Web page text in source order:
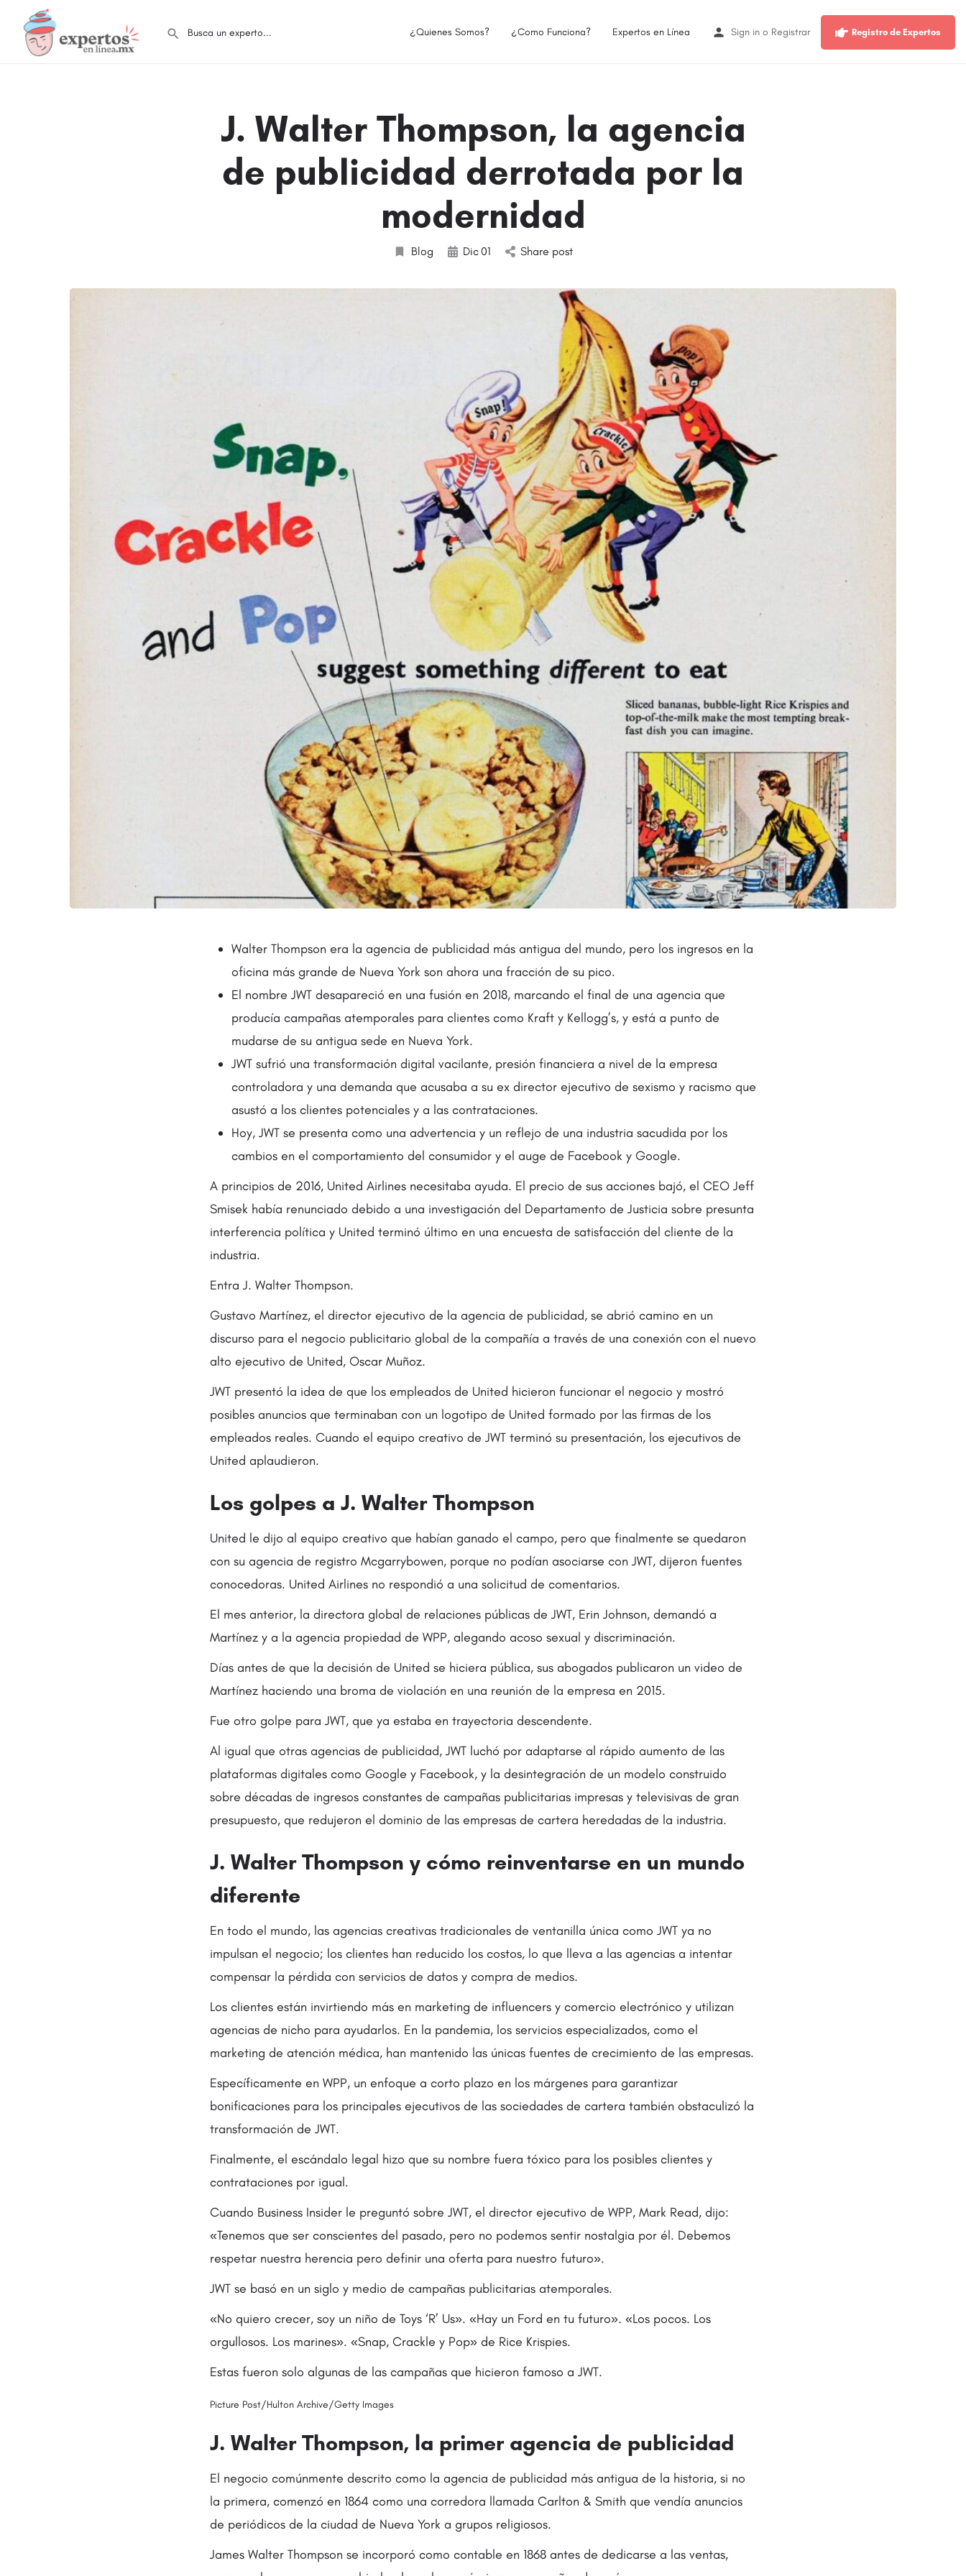
¿Quienes Somos? ¿Como Funciona? Expertos en Línea Sign in o Registrar Registro de Expertos
J. Walter Thompson, la agencia
de publicidad derrotada por la
modernidad
Blog Dic01 Share post
Walter Thompson era la agencia de publicidad más antigua del mundo, pero los ingresos en la
oficina más grande de Nueva York son ahora una fracción de su pico.
El nombre JWT desapareció en una fusión en 2018, marcando el final de una agencia que
producía campañas atemporales para clientes como Kraft y Kellogg’s, y está a punto de
mudarse de su antigua sede en Nueva York.
JWT sufrió una transformación digital vacilante, presión financiera a nivel de la empresa
controladora y una demanda que acusaba a su ex director ejecutivo de sexismo y racismo que
asustó a los clientes potenciales y a las contrataciones.
Hoy, JWT se presenta como una advertencia y un reflejo de una industria sacudida por los
cambios en el comportamiento del consumidor y el auge de Facebook y Google.
A principios de 2016, United Airlines necesitaba ayuda. El precio de sus acciones bajó, el CEO Jeff
Smisek había renunciado debido a una investigación del Departamento de Justicia sobre presunta
interferencia política y United terminó último en una encuesta de satisfacción del cliente de la
industria.
Entra J. Walter Thompson.
Gustavo Martínez, el director ejecutivo de la agencia de publicidad, se abrió camino en un
discurso para el negocio publicitario global de la compañía a través de una conexión con el nuevo
alto ejecutivo de United, Oscar Muñoz.
JWT presentó la idea de que los empleados de United hicieron funcionar el negocio y mostró
posibles anuncios que terminaban con un logotipo de United formado por las firmas de los
empleados reales. Cuando el equipo creativo de JWT terminó su presentación, los ejecutivos de
United aplaudieron.
Los golpes a J. Walter Thompson
United le dijo al equipo creativo que habían ganado el campo, pero que finalmente se quedaron
con su agencia de registro Mcgarrybowen, porque no podían asociarse con JWT, dijeron fuentes
conocedoras. United Airlines no respondió a una solicitud de comentarios.
El mes anterior, la directora global de relaciones públicas de JWT, Erin Johnson, demandó a
Martínez y a la agencia propiedad de WPP, alegando acoso sexual y discriminación.
Días antes de que la decisión de United se hiciera pública, sus abogados publicaron un video de
Martínez haciendo una broma de violación en una reunión de la empresa en 2015.
Fue otro golpe para JWT, que ya estaba en trayectoria descendente.
Al igual que otras agencias de publicidad, JWT luchó por adaptarse al rápido aumento de las
plataformas digitales como Google y Facebook, y la desintegración de un modelo construido
sobre décadas de ingresos constantes de campañas publicitarias impresas y televisivas de gran
presupuesto, que redujeron el dominio de las empresas de cartera heredadas de la industria.
J. Walter Thompson y cómo reinventarse en un mundo
diferente
En todo el mundo, las agencias creativas tradicionales de ventanilla única como JWT ya no
impulsan el negocio; los clientes han reducido los costos, lo que lleva a las agencias a intentar
compensar la pérdida con servicios de datos y compra de medios.
Los clientes están invirtiendo más en marketing de influencers y comercio electrónico y utilizan
agencias de nicho para ayudarlos. En la pandemia, los servicios especializados, como el
marketing de atención médica, han mantenido las únicas fuentes de crecimiento de las empresas.
Específicamente en WPP, un enfoque a corto plazo en los márgenes para garantizar
bonificaciones para los principales ejecutivos de las sociedades de cartera también obstaculizó la
transformación de JWT.
Finalmente, el escándalo legal hizo que su nombre fuera tóxico para los posibles clientes y
contrataciones por igual.
Cuando Business Insider le preguntó sobre JWT, el director ejecutivo de WPP, Mark Read, dijo:
«Tenemos que ser conscientes del pasado, pero no podemos sentir nostalgia por él. Debemos
respetar nuestra herencia pero definir una oferta para nuestro futuro».
JWT se basó en un siglo y medio de campañas publicitarias atemporales.
«No quiero crecer, soy un niño de Toys ‘R’ Us». «Hay un Ford en tu futuro». «Los pocos. Los
orgullosos. Los marines». «Snap, Crackle y Pop» de Rice Krispies.
Estas fueron solo algunas de las campañas que hicieron famoso a JWT.
Picture Post/Hulton Archive/Getty Images
J. Walter Thompson, la primer agencia de publicidad
El negocio comúnmente descrito como la agencia de publicidad más antigua de la historia, si no
la primera, comenzó en 1864 como una corredora llamada Carlton & Smith que vendía anuncios
de periódicos de la ciudad de Nueva York a grupos religiosos.
James Walter Thompson se incorporó como contable en 1868 antes de dedicarse a las ventas,